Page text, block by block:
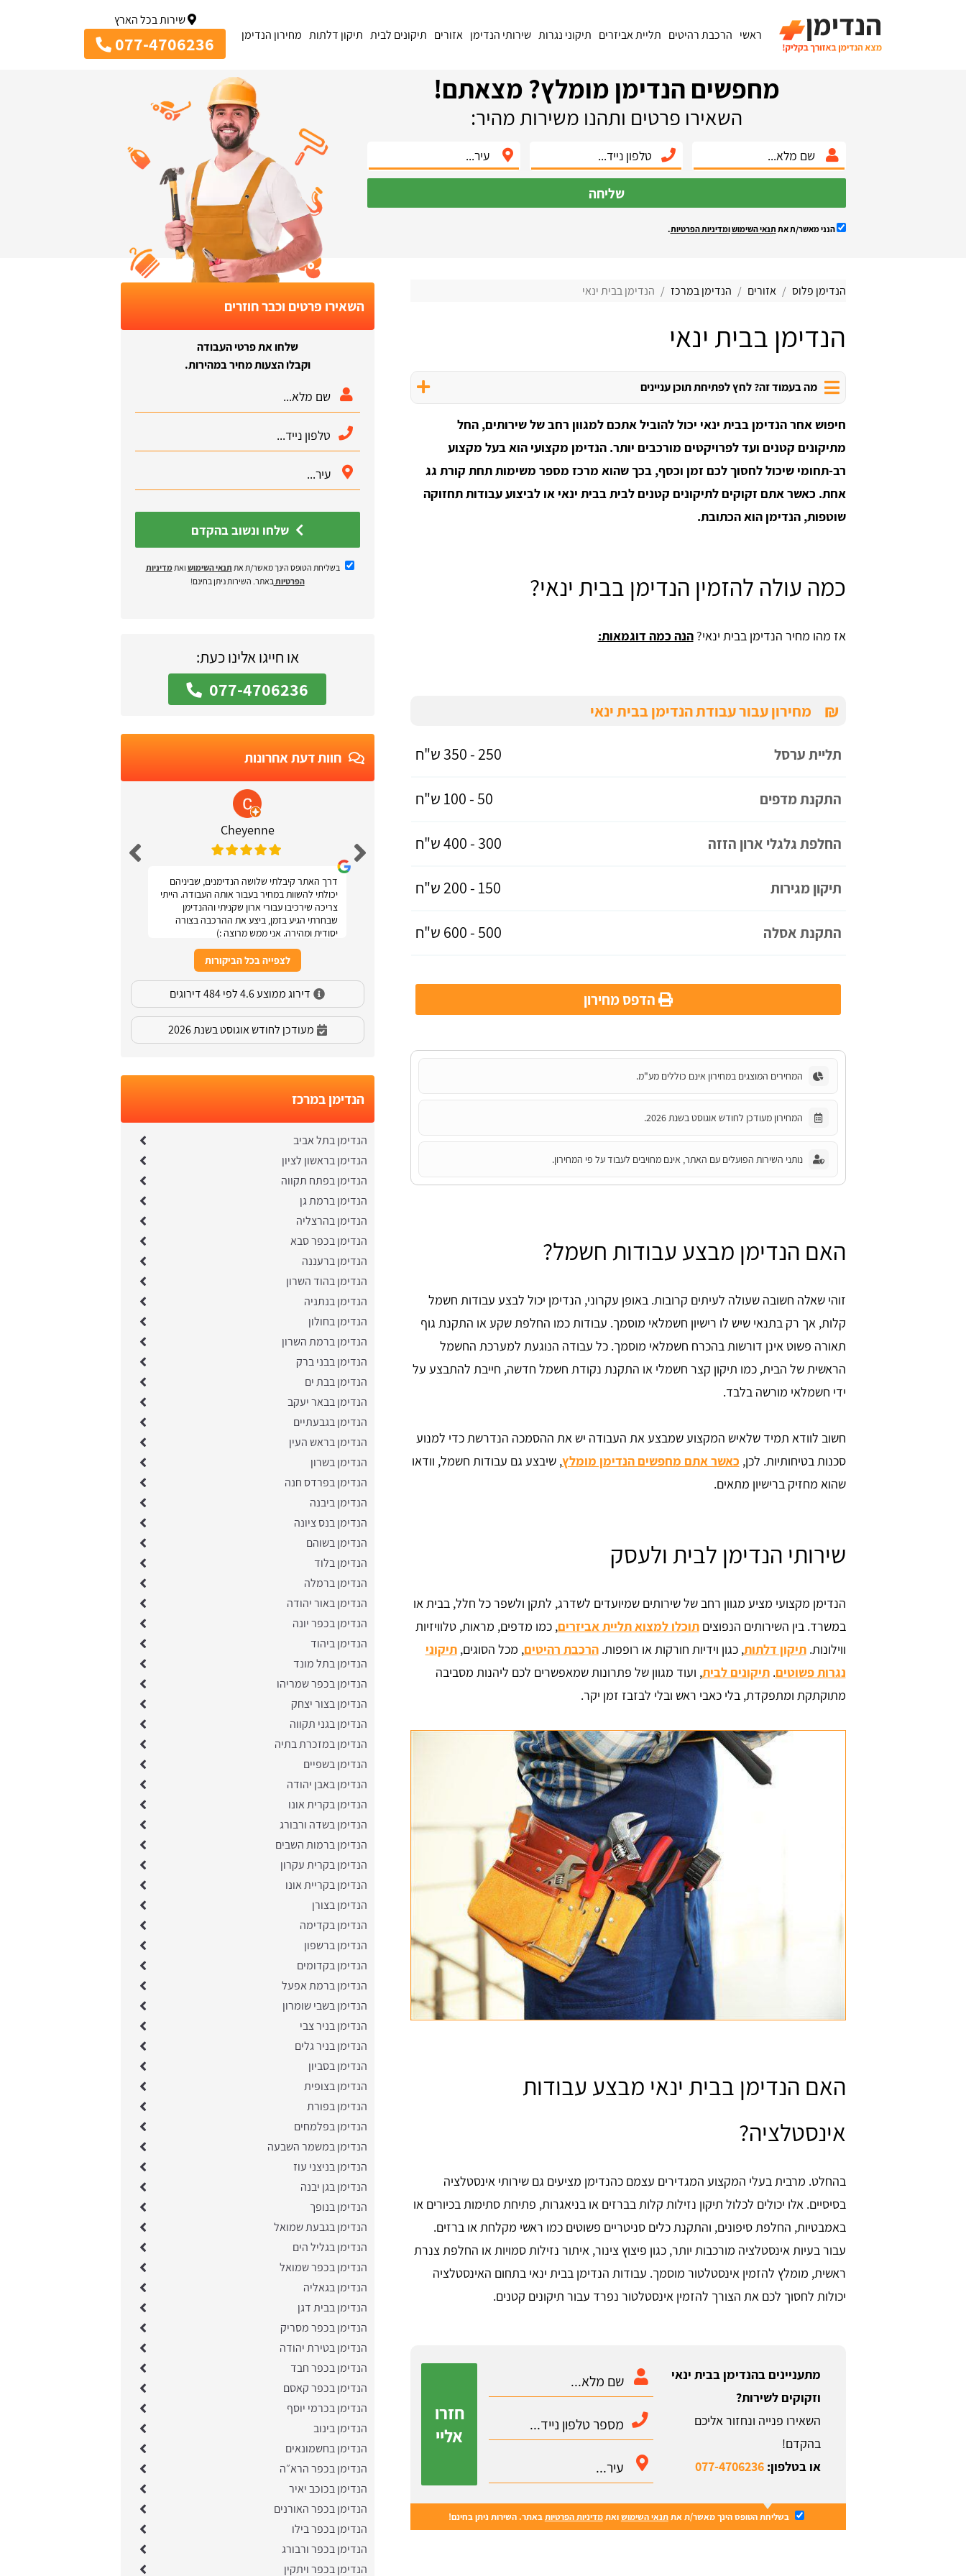
ראשי הרכבת רהיטים תליית אביזרים תיקוני נגרות שירותי הנדימן אזורים תיקונים לבית תיקון דלתות מחירון הנדימן
שירות בכל הארץ
077-4706236
מחפשים הנדימן מומלץ? מצאתם!
השאירו פרטים ותהנו משירות מהיר:
שליחה
הנני מאשר/ת את תנאי השימושומדיניות הפרטיות.
הנדימן פלוס אזורים הנדימן במרכז הנדימן בבית ינאי
הנדימן בבית ינאי
מה בעמוד זה? לחץ לפתיחת תוכן עניינים
חיפוש אחר הנדימן בבית ינאי יכול להוביל אתכם למגוון רחב של שירותים, החל
מתיקונים קטנים ועד לפרויקטים מורכבים יותר. הנדימן מקצועי הוא בעל מקצוע
רב-תחומי שיכול לחסוך לכם זמן וכסף, בכך שהוא מרכז מספר משימות תחת קורת גג
אחת. כאשר אתם זקוקים לתיקונים קטנים לבית בבית ינאי או לביצוע עבודות תחזוקה
שוטפות, הנדימן הוא הכתובת.
כמה עולה להזמין הנדימן בבית ינאי?
אז מהו מחיר הנדימן בבית ינאי?הנה כמה דוגמאות:
₪ מחירון עבור עבודת הנדימן בבית ינאי
תליית ערסל 250 - 350 ש"ח
התקנת מדפים 50 - 100 ש"ח
החלפת גלגלי ארון הזזה 300 - 400 ש"ח
תיקון מגירות 150 - 200 ש"ח
התקנת אסלה 500 - 600 ש"ח
הדפס מחירון
המחירים המוצגים במחירון אינם כוללים מע"מ.
המחירון מעודכן לחודש אוגוסט בשנת 2026.
נותני השירות הפועלים עם האתר, אינם מחויבים לעבוד על פי המחירון.
האם הנדימן מבצע עבודות חשמל?
זוהי שאלה חשובה שעולה לעיתים קרובות. באופן עקרוני, הנדימן יכול לבצע עבודות חשמל
קלות, אך רק בתנאי שיש לו רישיון חשמלאי מוסמך. עבודות כמו החלפת שקע או התקנת גוף
תאורה פשוט אינן דורשות בהכרח חשמלאי מוסמך. כל עבודה הנוגעת למערכת החשמל
הראשית של הבית, כמו תיקון קצר חשמלי או התקנת נקודת חשמל חדשה, חייבת להתבצע על
ידי חשמלאי מורשה בלבד.
חשוב לוודא תמיד שלאיש המקצוע שמבצע את העבודה יש את ההסמכה הנדרשת כדי למנוע
סכנות בטיחותיות. לכן, כאשר אתם מחפשים הנדימן מומלץ, שיבצע גם עבודות חשמל, וודאו
שהוא מחזיק ברישיון מתאים.
שירותי הנדימן לבית ולעסק
הנדימן מקצועי מציע מגוון רחב של שירותים שמיועדים לשדרג, לתקן ולשפר כל חלל, בבית או
במשרד. בין השירותים הנפוציםתוכלו למצוא תליית אביזרים, כמו מדפים, מראות, טלוויזיות
ווילונות.תיקון דלתות, כגון וידיות חורקות או רופפות.הרכבת רהיטים, מכל הסוגים,תיקוני
נגרות פשוטים.תיקונים לבית, ועוד מגוון של פתרונות שמאפשרים לכם ליהנות מסביבה
מתוקתקת ומתפקדת, בלי כאבי ראש ובלי לבזבז זמן יקר.
האם הנדימן בבית ינאי מבצע עבודות
אינסטלציה?
בהחלט. מרבית בעלי המקצוע המגדירים עצמם כהנדימן מציעים גם שירותי אינסטלציה
בסיסיים. אלו יכולים לכלול תיקון נזילות קלות בברזים או בניאגרות, פתיחת סתימות בכיורים או
באמבטיות, החלפת סיפונים, והתקנת כלים סניטריים פשוטים כמו ראשי מקלחת או ברזים.
עבור בעיות אינסטלציה מורכבות יותר, כגון פיצוץ צינור, איתור נזילות סמויות או החלפת צנרת
ראשית, מומלץ להזמין אינסטלטור מוסמך. עבודות הנדימן בבית ינאי בתחום האינסטלציה
יכולות לחסוך לכם את הצורך להזמין אינסטלטור נפרד עבור תיקונים קטנים.
מתעניינים בהנדימן בבית ינאי
וזקוקים לשירות?
השאירו פנייה ונחזור אליכם
בהקדם!
או בטלפון:077-4706236
חזרו
אליי
בשליחת הטופס הינך מאשר/ת אתתנאי השימושואתמדיניות הפרטיותבאתר. השירות ניתן בחינם!
השאירו פרטים וכבר חוזרים
שלחו את פרטי העבודה
וקבלו הצעות מחיר במהירות.
שלחו ונשוב בהקדם
בשליחת הטופס הינך מאשר/ת את תנאי השימוש ואתמדיניות
הפרטיותבאתר. השירות ניתן בחינם!
או חייגו אלינו כעת:
077-4706236
חוות דעת אחרונות
Cheyenne
דרך האתר קיבלתי שלושה הנדימנים, שביניהם
יכולתי להשוות במחיר בעבור אותה העבודה. הייתי
צריכה שירכיבו עבורי ארון שקניתי וההנדימן
שבחרתי הגיע בזמן, ביצע את ההרכבה בצורה
יסודית ומהירה. אני ממש מרוצה :)
לצפייה בכל הביקורות
דירוג ממוצע 4.6 לפי 484 דירוגים
מעודכן לחודש אוגוסט בשנת 2026
הנדימן במרכז
הנדימן בתל אביב
הנדימן בראשון לציון
הנדימן בפתח תקווה
הנדימן ברמת גן
הנדימן בהרצליה
הנדימן בכפר סבא
הנדימן ברעננה
הנדימן בהוד השרון
הנדימן בנתניה
הנדימן בחולון
הנדימן ברמת השרון
הנדימן בבני ברק
הנדימן בבת ים
הנדימן בבאר יעקב
הנדימן בגבעתיים
הנדימן בראש העין
הנדימן בשרון
הנדימן בפרדס חנה
הנדימן ביבנה
הנדימן בנס ציונה
הנדימן בשוהם
הנדימן בלוד
הנדימן ברמלה
הנדימן באור יהודה
הנדימן בכפר יונה
הנדימן ביהוד
הנדימן בתל מונד
הנדימן בכפר שמריהו
הנדימן בצור יצחק
הנדימן בגני תקווה
הנדימן במזכרת בתיה
הנדימן בשפיים
הנדימן באבן יהודה
הנדימן בקרית אונו
הנדימן בשדה ורבורג
הנדימן ברמות השבים
הנדימן בקרית עקרון
הנדימן בקריית אונו
הנדימן בצורן
הנדימן בקדימה
הנדימן ברשפון
הנדימן בקדומים
הנדימן ברמת אפעל
הנדימן בשבי שומרון
הנדימן בניר צבי
הנדימן בניר גלים
הנדימן בסביון
הנדימן בצופית
הנדימן בפורת
הנדימן בפלמחים
הנדימן במשמר השבעה
הנדימן בניצני עוז
הנדימן בגן יבנה
הנדימן בנופך
הנדימן בגבעת שמואל
הנדימן בגליל הים
הנדימן בכפר שמואל
הנדימן בגאליה
הנדימן בבית דגן
הנדימן בכפר מסריק
הנדימן בטירת יהודה
הנדימן בכפר חבד
הנדימן בכפר קאסם
הנדימן בכרמי יוסף
הנדימן בינוב
הנדימן בחשמונאים
הנדימן בכפר הרא״ה
הנדימן בכוכב יאיר
הנדימן בכפר האורנים
הנדימן בכפר בילו
הנדימן בכפר ורבורג
הנדימן בכפר ויתקין